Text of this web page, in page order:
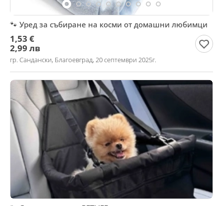
🐾 Уред за събиране на косми от домашни любимци
1,53 €
2,99 лв
гр. Сандански, Благоевград, 20 септември 2025г.